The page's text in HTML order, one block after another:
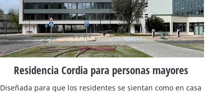
Residencia Cordia para personas mayores
Diseñada para que los residentes se sientan como en casa